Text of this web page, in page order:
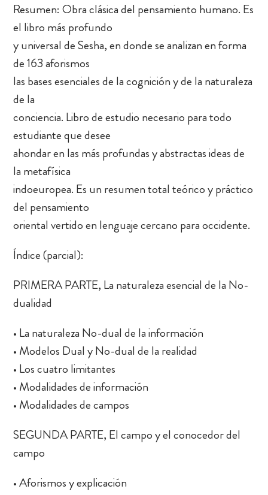
Resumen: Obra clásica del pensamiento humano. Es
el libro más profundo
y universal de Sesha, en donde se analizan en forma
de 163 aforismos
las bases esenciales de la cognición y de la naturaleza
de la
conciencia. Libro de estudio necesario para todo
estudiante que desee
ahondar en las más profundas y abstractas ideas de
la metafísica
indoeuropea. Es un resumen total teórico y práctico
del pensamiento
oriental vertido en lenguaje cercano para occidente.
Índice (parcial):
PRIMERA PARTE, La naturaleza esencial de la No-
dualidad
• La naturaleza No-dual de la información
• Modelos Dual y No-dual de la realidad
• Los cuatro limitantes
• Modalidades de información
• Modalidades de campos
SEGUNDA PARTE, El campo y el conocedor del
campo
• Aforismos y explicación